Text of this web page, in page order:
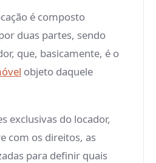
é composto
duas partes, sendo
que, basicamente, é o
objeto daquele
exclusivas do locador,
com os direitos, as
para definir quais